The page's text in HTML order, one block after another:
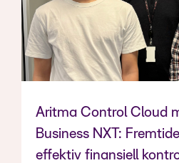
Aritma Control Cloud
Business NXT:
effektiv finansiell